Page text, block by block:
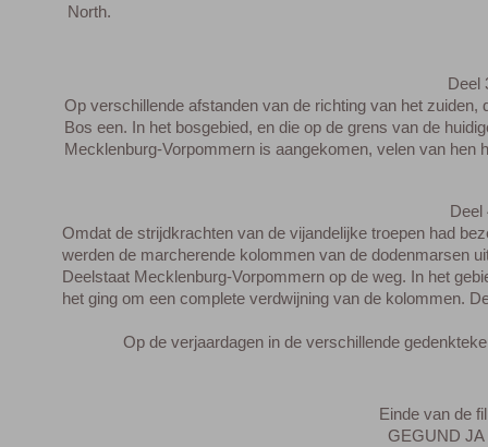
North.
3 (48
afstanden van de richting van het zuiden, de
een. In het bosgebied, en die op de grens van de huidige
Vorpommern is aangekomen, velen van hen
Deel 4 (72
Omdat de strijdkrachten van de vijandelijke troepen had
werden de marcherende kolommen van de dodenmarsen uit
Deelstaat Mecklenburg-Vorpommern op de weg. In het
het ging om een complete verdwijning van de kolommen. De
Op de verjaardagen in de verschillende gedenktekens,
Einde van de
GEGUND